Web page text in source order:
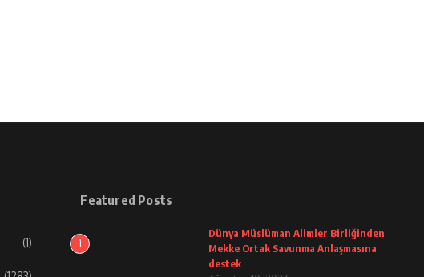
(1)
Featured Posts
1
Dünya Müslüman Alimler Birliğinden
Mekke Ortak Savunma Anlaşmasına
destek